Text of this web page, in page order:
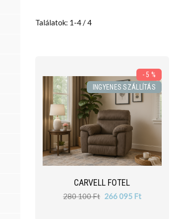
Találatok: 1-4 / 4
CARVELL FOTEL
280 100 Ft 266 095 Ft
- 5 %
INGYENES SZÁLLÍTÁS